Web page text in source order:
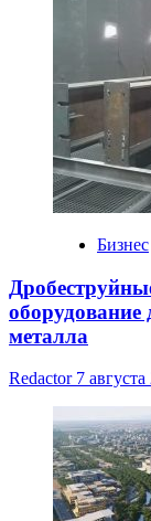
Бизнес
оборудование
металла
Redactor 7